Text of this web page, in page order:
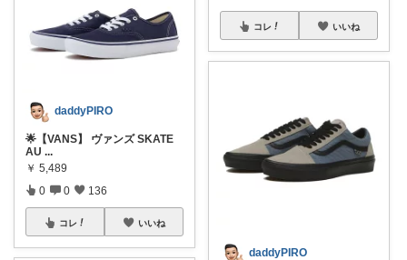
daddyPIRO
🌟【VANS】 ヴァンズ SKATE
AU ...
￥ 5,489
0 0 136
コレ いいね
コレ いいね
daddyPIRO